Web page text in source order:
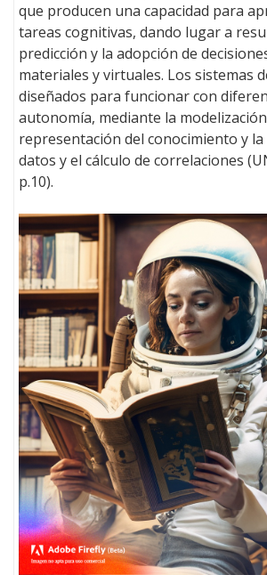
que producen una capacidad para
tareas cognitivas, dando lugar a
predicción y la adopción de
materiales y virtuales. Los sistemas
diseñados para funcionar con
autonomía, mediante la
representación del conocimiento y
datos y el cálculo de correlaciones
p.10).